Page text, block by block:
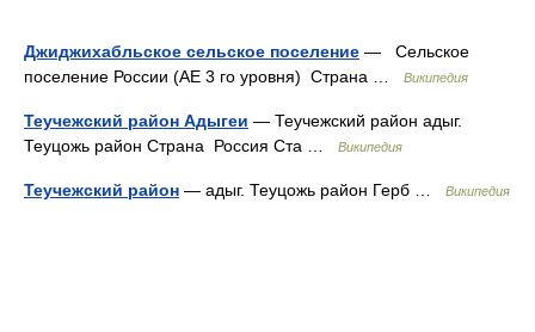
Джиджихабльское сельское поселение — Сельское
поселение России (АЕ 3 го уровня) Страна …
Википедия
Теучежский район Адыгеи — Теучежский район адыг.
Теуцожь район Страна Россия Ста …
Википедия
Теучежский район — адыг. Теуцожь район Герб … Википедия